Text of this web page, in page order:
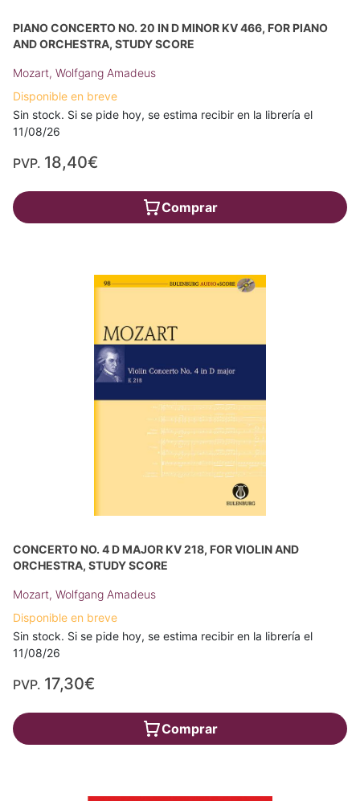
PIANO CONCERTO NO. 20 IN D MINOR KV 466, FOR PIANO
AND ORCHESTRA, STUDY SCORE
Mozart, Wolfgang Amadeus
Disponible en breve
Sin stock. Si se pide hoy, se estima recibir en la librería el
11/08/26
PVP. 18,40€
Comprar
CONCERTO NO. 4 D MAJOR KV 218, FOR VIOLIN AND
ORCHESTRA, STUDY SCORE
Mozart, Wolfgang Amadeus
Disponible en breve
Sin stock. Si se pide hoy, se estima recibir en la librería el
11/08/26
PVP. 17,30€
Comprar